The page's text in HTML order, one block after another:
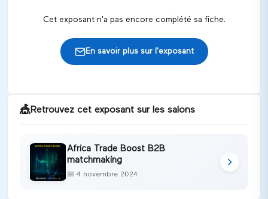
Cet exposant n'a pas encore complété sa fiche.
En savoir plus sur l'exposant
🎪Retrouvez cet exposant sur les salons
Africa Trade Boost B2B
matchmaking
📅 4 novembre 2024